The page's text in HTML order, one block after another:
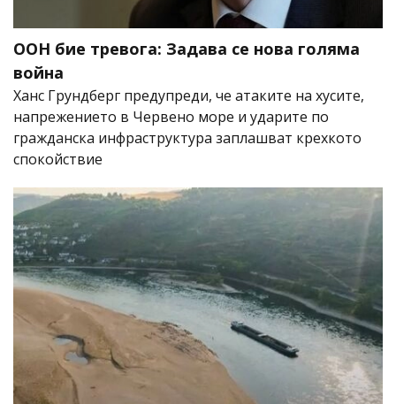
ООН бие тревога: Задава се нова голяма
война
Ханс Грундберг предупреди, че атаките на хусите,
напрежението в Червено море и ударите по
гражданска инфраструктура заплашват крехкото
спокойствие